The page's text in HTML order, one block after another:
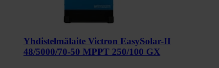
Yhdistelmälaite Victron EasySolar-II
48/5000/70-50 MPPT 250/100 GX